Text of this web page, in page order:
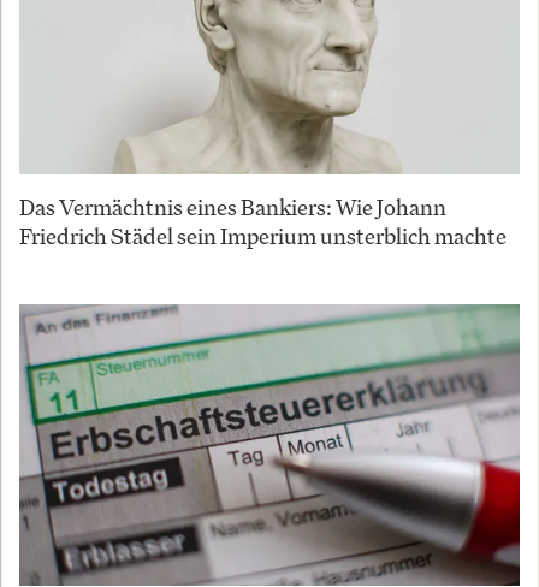
Das Vermächtnis eines Bankiers: Wie Johann
Friedrich Städel sein Imperium unsterblich machte